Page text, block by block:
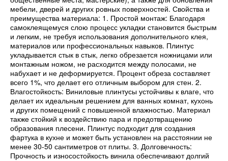
мебели, дверей и других ровных поверхностей. Свойства и
преимущества материала: 1. Простой монтаж: Благодаря
самоклеящемуся слою процесс укладки становится быстрым
и легким, не требуя использования дополнительного клея,
материалов или профессиональных навыков. Плинтус
укладывается стык в стык, легко обрезается ножницами или
монтажным ножом, не расходится между полосами, не
набухает и не деформируется. Процент обреза составляет
всего 1%, что делает его отличным выбором для стен. 2.
Влагостойкость: Виниловые плинтусы устойчивы к влаге, что
делает их идеальным решением для ванных комнат, кухонь
и других помещений с повышенной влажностью. Материал
также стойкий к воздействию пара и предотвращению
образования плесени. Плинтус подходит для создания
фартука в кухне и может быть установлен на расстоянии не
менее 30-50 сантиметров от плиты. 3. Долговечность:
Прочность и износостойкость винила обеспечивают долгий